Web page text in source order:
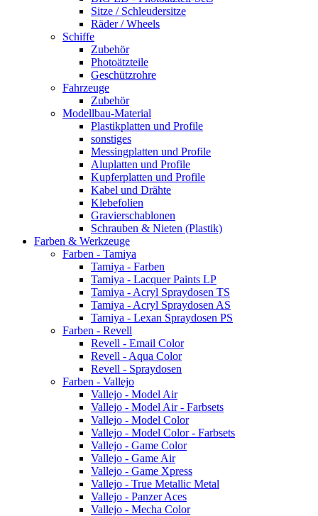
Sitze / Schleudersitze
Räder / Wheels
Schiffe
Zubehör
Photoätzteile
Geschützrohre
Fahrzeuge
Zubehör
Modellbau-Material
Plastikplatten und Profile
sonstiges
Messingplatten und Profile
Aluplatten und Profile
Kupferplatten und Profile
Kabel und Drähte
Klebefolien
Gravierschablonen
Schrauben & Nieten (Plastik)
Farben & Werkzeuge
Farben - Tamiya
Tamiya - Farben
Tamiya - Lacquer Paints LP
Tamiya - Acryl Spraydosen TS
Tamiya - Acryl Spraydosen AS
Tamiya - Lexan Spraydosen PS
Farben - Revell
Revell - Email Color
Revell - Aqua Color
Revell - Spraydosen
Farben - Vallejo
Vallejo - Model Air
Vallejo - Model Air - Farbsets
Vallejo - Model Color
Vallejo - Model Color - Farbsets
Vallejo - Game Color
Vallejo - Game Air
Vallejo - Game Xpress
Vallejo - True Metallic Metal
Vallejo - Panzer Aces
Vallejo - Mecha Color